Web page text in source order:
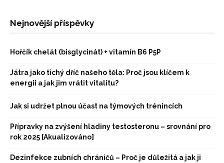
Nejnovější příspěvky
Hořčík chelát (bisglycinát) + vitamín B6 P5P
Játra jako tichý dříč našeho těla: Proč jsou klíčem k
energii a jak jim vrátit vitalitu?
Jak si udržet plnou účast na týmových trénincích
Přípravky na zvýšení hladiny testosteronu – srovnání pro
rok 2025 [Akualizováno]
Dezinfekce zubních chráničů – Proč je důležitá a jak ji